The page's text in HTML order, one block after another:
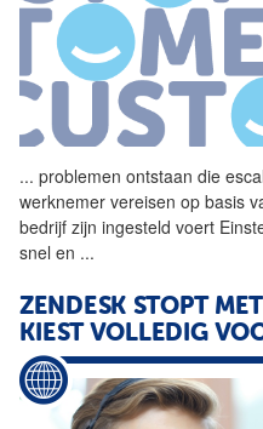
... problemen ontstaan die
werknemer vereisen op basis
bedrijf zijn ingesteld voert
snel en ...
ZENDESK STOPT
KIEST VOLLEDIG